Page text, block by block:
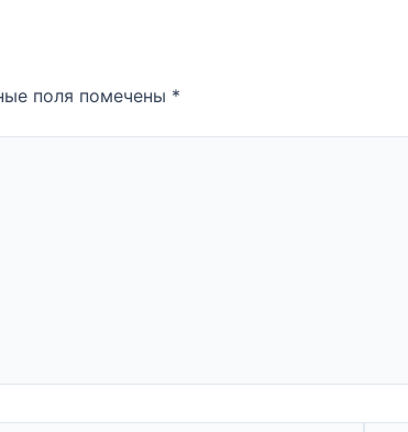
поля помечены *